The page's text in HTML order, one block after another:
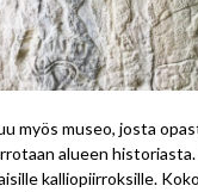
myös museo, josta
alueen
kalliopiirroksille.